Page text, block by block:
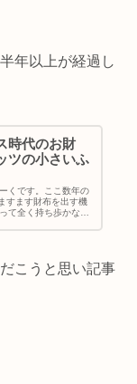
年以上が経過し
時代のお財
ツの小さいふ
くです。ここ数年の
すます財布を出す機
て全く持ち歩かない
た。前から「いい
こうと思い記事